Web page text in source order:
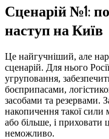
Сценарій №1:
наступ на Київ
Це найгучніший, але
сценарій. Для нього
угруповання,
боєприпасами,
засобами та резервами.
накопичення такої сили
або більше, і приховати
неможливо.